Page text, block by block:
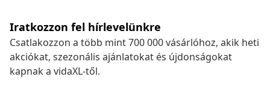
Iratkozzon fel hírlevelünkre
Csatlakozzon a több mint 700 000 vásárlóhoz, akik heti
akciókat, szezonális ajánlatokat és újdonságokat
kapnak a vidaXL-től.